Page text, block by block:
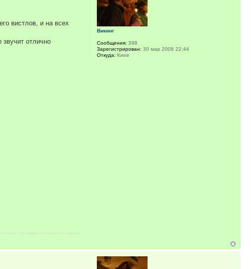
вистлов, и на всех
отлично
Викинг
Сообщения: 398
Зарегистрирован: 30 мар 2008 22:44
Откуда: Киев